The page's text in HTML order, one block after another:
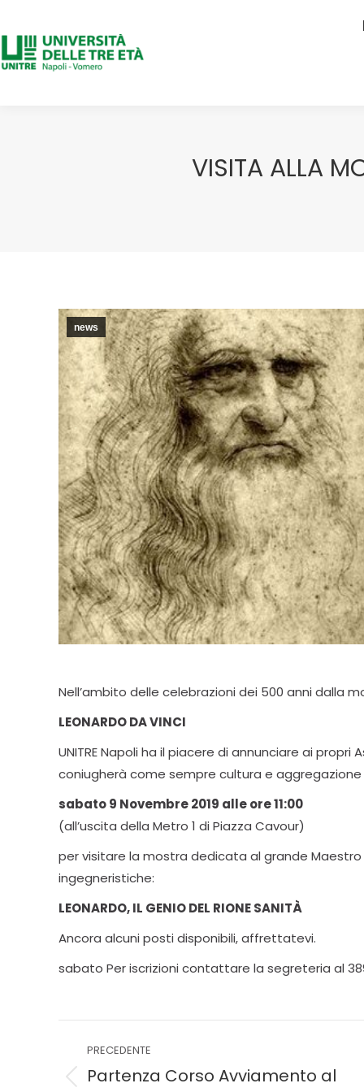
VISITA ALLA
news
Nell’ambito delle celebrazioni dei 500 anni dalla
LEONARDO DA VINCI
UNITRE Napoli ha il piacere di annunciare ai
coniugherà come sempre cultura e
sabato 9 Novembre 2019 alle ore 11:00
(all’uscita della Metro 1 di Piazza Cavour)
per visitare la mostra dedicata al grande
ingegneristiche:
LEONARDO, IL GENIO DEL RIONE SANITÀ
Ancora alcuni posti disponibili, affrettatevi.
sabato Per iscrizioni contattare la segreteria al
PRECEDENTE
Partenza Corso Avviamento al